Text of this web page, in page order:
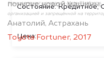
Состояние:Кредитное,
Цена:
покупке новой машины.
Анатолий, Астрахань
Toyota Fortuner, 2017
*принадлежит компании Meta Platforms,
организацией и запрещённой на